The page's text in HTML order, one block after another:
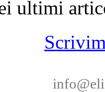
ultimi